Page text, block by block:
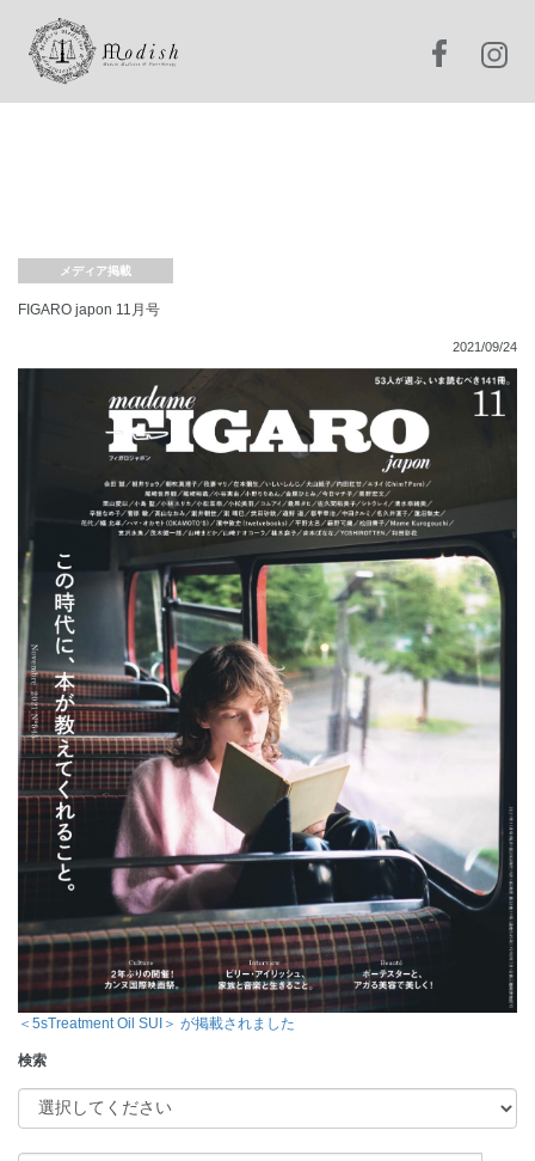
メディア掲載
FIGARO japon 11月号
2021/09/24
＜5sTreatment Oil SUI＞ が掲載されました
検索